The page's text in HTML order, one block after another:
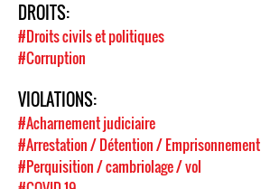
DROITS:
#Droits civils et politiques
#Corruption
VIOLATIONS:
#Acharnement judiciaire
#Arrestation / Détention / Emprisonnement
#Perquisition / cambriolage / vol